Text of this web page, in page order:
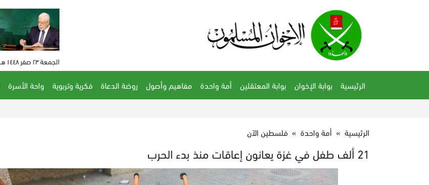
الجمعة ٢٣ صفر ١٤٤٨ هـ - 7 أغسطس 2026 م - الساعة 04:11 م
الرئيسية بوابة الإخوان بوابة المعتقلين أمة واحدة مفاهيم وأصول روضة الدعاة فكرية وتربوية واحة الأسرة
الرئيسية » أمة واحدة » فلسطين الآن
21 ألف طفل في غزة يعانون إعاقات منذ بدء الحرب